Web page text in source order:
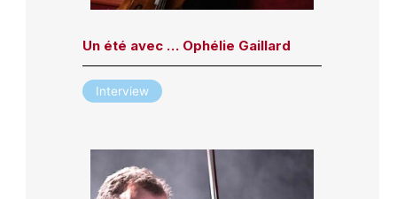
Un été avec … Ophélie Gaillard
Interview